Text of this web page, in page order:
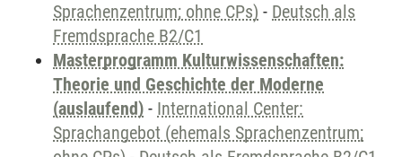
Sprachenzentrum; ohne CPs) - Deutsch als
Fremdsprache B2/C1
Masterprogramm Kulturwissenschaften:
Theorie und Geschichte der Moderne
(auslaufend) - International Center:
Sprachangebot (ehemals Sprachenzentrum;